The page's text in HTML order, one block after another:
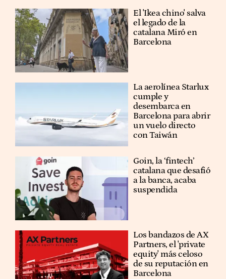
El 'Ikea chino' salva
el legado de la
catalana Miró en
Barcelona
La aerolínea Starlux
cumple y
desembarca en
Barcelona para abrir
un vuelo directo
con Taiwán
Goin, la ‘fintech’
catalana que desafió
a la banca, acaba
suspendida
Los bandazos de AX
Partners, el 'private
equity' más celoso
de su reputación en
Barcelona